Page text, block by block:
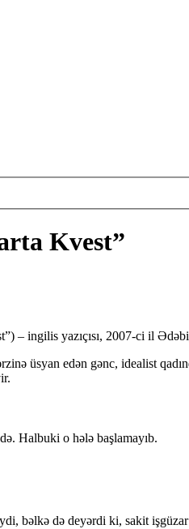
Kvest”
– ingilis yazıçısı, 2007-ci il
üsyan edən gənc, idealist
Halbuki o hələ başlamayıb.
bəlkə də deyərdi ki, sakit